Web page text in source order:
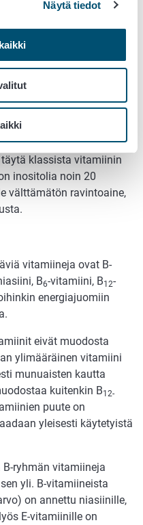
Näytä tiedot
varmuutta.
liittyvät
muilla kofeiinipitoisilla
jota elimistö syntetisoi
kaltaiseksi
klassista vitamiinin
inositolia noin 20
välttämätön ravintoaine,
vitamiineja ovat B-
B6-vitamiini, B12-
energiajuomiin
eivät muodosta
ylimääräinen vitamiini
munuaisten kautta
kuitenkin B12-
puute on
yleisesti käytetyistä
ryhmän vitamiineja
yli. B-vitamiineista
on annettu niasiinille,
E-vitamiinille on